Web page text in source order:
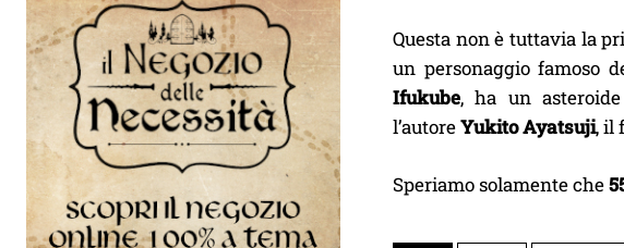
Questa non è tuttavia la
un personaggio famoso
Ifukube, ha un
l’autoreYukito Ayatsuji, il
Speriamo solamente che